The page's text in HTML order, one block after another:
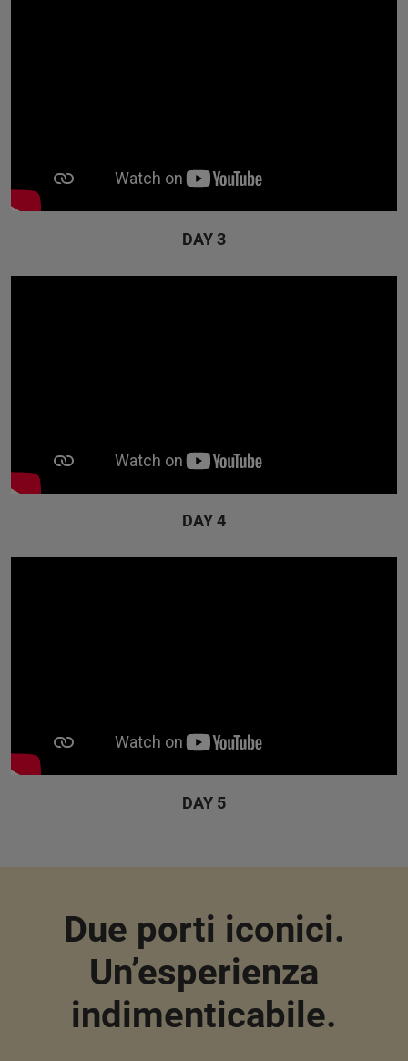
DAY 3
DAY 4
DAY 5
Due porti iconici.
Un’esperienza
indimenticabile.